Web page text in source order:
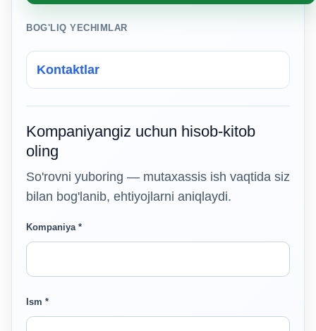
BOG'LIQ YECHIMLAR
Kontaktlar
Kompaniyangiz uchun hisob-kitob
oling
So'rovni yuboring — mutaxassis ish vaqtida siz
bilan bog'lanib, ehtiyojlarni aniqlaydi.
Kompaniya *
Ism *